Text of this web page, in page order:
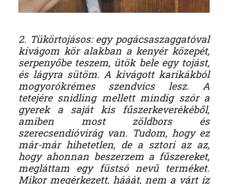
2. Tükörtojásos: egy pogácsaszaggatóval
kivágom kör alakban a kenyér közepét,
serpenyőbe teszem, ütök bele egy tojást,
és lágyra sütöm. A kivágott karikákból
mogyorókrémes szendvics lesz. A
tetejére snidling mellett mindig szór a
gyerek a saját kis fűszerkeverékéből,
amiben most zöldbors és
szerecsendióvirág van. Tudom, hogy ez
már-már hihetetlen, de a sztori az az,
hogy ahonnan beszerzem a fűszereket,
megláttam egy füstsó nevű terméket.
Mikor megérkezett, hááát, nem a várt íz